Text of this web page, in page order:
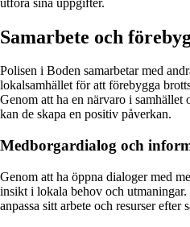
Samarbete och
Polisen i Boden samarbetar med
lokalsamhället för att förebygga
Genom att ha en närvaro i
kan de skapa en positiv påverkan.
Medborgardialog och
Genom att ha öppna dialoger med
insikt i lokala behov och
anpassa sitt arbete och resurser efter